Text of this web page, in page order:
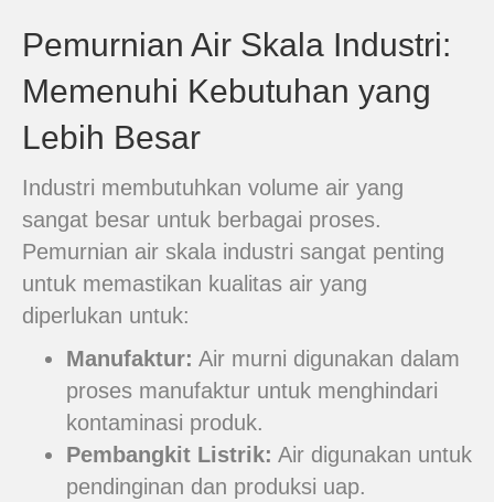
Pemurnian Air Skala Industri:
Memenuhi Kebutuhan yang
Lebih Besar
Industri membutuhkan volume air yang
sangat besar untuk berbagai proses.
Pemurnian air skala industri sangat penting
untuk memastikan kualitas air yang
diperlukan untuk:
Manufaktur: Air murni digunakan dalam
proses manufaktur untuk menghindari
kontaminasi produk.
Pembangkit Listrik: Air digunakan untuk
pendinginan dan produksi uap.